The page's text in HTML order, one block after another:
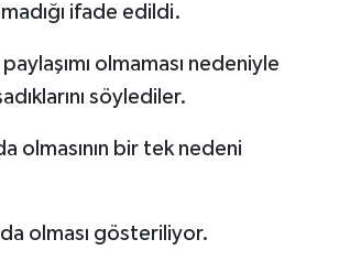
ifade edildi.
olmaması nedeniyle
söylediler.
olmasının bir tek nedeni
olması gösteriliyor.